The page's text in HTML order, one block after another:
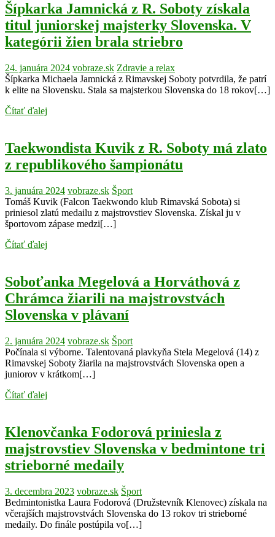
Šípkarka Jamnická z R. Soboty získala
titul juniorskej majsterky Slovenska. V
kategórii žien brala striebro
24. januára 2024 vobraze.sk Zdravie a relax
Šípkarka Michaela Jamnická z Rimavskej Soboty potvrdila, že patrí
k elite na Slovensku. Stala sa majsterkou Slovenska do 18 rokov[…]
Čítať ďalej
Taekwondista Kuvik z R. Soboty má zlato
z republikového šampionátu
3. januára 2024 vobraze.sk Šport
Tomáš Kuvik (Falcon Taekwondo klub Rimavská Sobota) si
priniesol zlatú medailu z majstrovstiev Slovenska. Získal ju v
športovom zápase medzi[…]
Čítať ďalej
Soboťanka Megelová a Horváthová z
Chrámca žiarili na majstrovstvách
Slovenska v plávaní
2. januára 2024 vobraze.sk Šport
Počínala si výborne. Talentovaná plavkyňa Stela Megelová (14) z
Rimavskej Soboty žiarila na majstrovstvách Slovenska open a
juniorov v krátkom[…]
Čítať ďalej
Klenovčanka Fodorová priniesla z
majstrovstiev Slovenska v bedmintone tri
strieborné medaily
3. decembra 2023 vobraze.sk Šport
Bedmintonistka Laura Fodorová (Družstevník Klenovec) získala na
včerajších majstrovstvách Slovenska do 13 rokov tri strieborné
medaily. Do finále postúpila vo[…]